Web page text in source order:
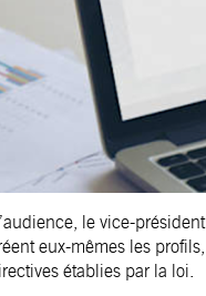
le vice-
eux-mêmes les
établies par la loi.